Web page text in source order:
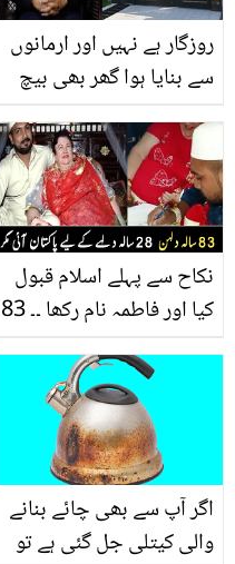
روزگار ہے نہیں اور ارمانوں
سے بنایا ہوا گھر بھی بیچ
کیسے نسیم وکی سے زندگی
جینے کا شوق چھینا؟
نکاح سے پہلے اسلام قبول
کیا اور فاطمہ نام رکھا ۔۔ 83
سالہ پاکستانی سے شادی
کے لیے آگئی، شرط کیا رکھ
دی؟ جانیے
اگر آپ سے بھی چائے بنانے
والی کیتلی جل گئی ہے تو